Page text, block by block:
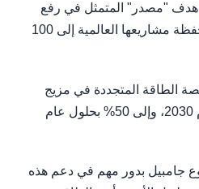
هدف "مصدر" المتمثل في رفع
القدرة الإنتاجية الإجمالية لمحفظة مشاريعها العالمية إلى 100
الطاقة المتجددة في مزيج
الكهرباء إلى 15% بحلول عام 2030، وإلى 50% بحلول عام
جامبيل بدور مهم في دعم هذه